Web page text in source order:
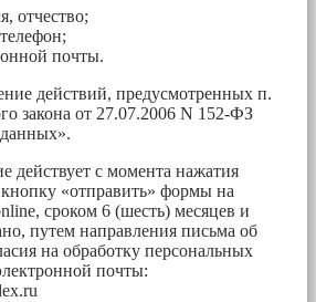
отчество;
почты.
действий, предусмотренных п.
закона от 27.07.2006 N 152-ФЗ
действует с момента нажатия
«отправить» формы на
сроком 6 (шесть) месяцев и
путем направления письма об
на обработку персональных
почты: